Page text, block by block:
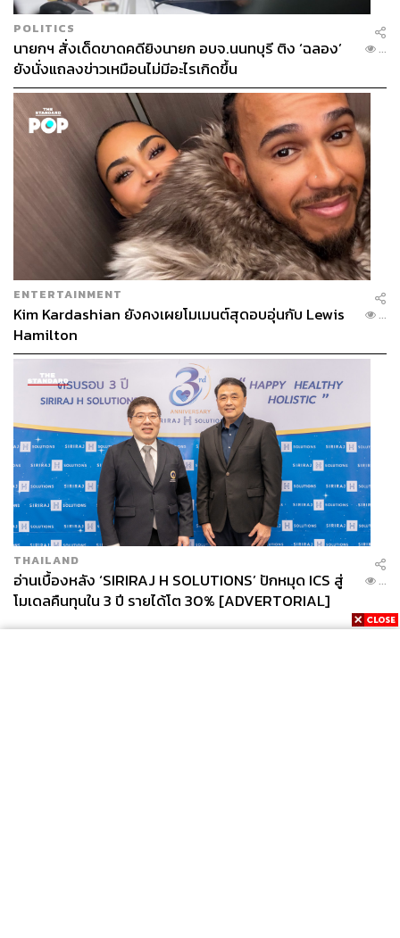
POLITICS
นายกฯ สั่งเด็ดขาดคดียิงนายก อบจ.นนทบุรี ติง ‘ฉลอง’
ยังนั่งแถลงข่าวเหมือนไม่มีอะไรเกิดขึ้น
...
ENTERTAINMENT
Kim Kardashian ยังคงเผยโมเมนต์สุดอบอุ่นกับ Lewis
Hamilton
...
THAILAND
อ่านเบื้องหลัง ‘SIRIRAJ H SOLUTIONS’ ปักหมุด ICS สู่
โมเดลคืนทุนใน 3 ปี รายได้โต 30% [ADVERTORIAL]
...